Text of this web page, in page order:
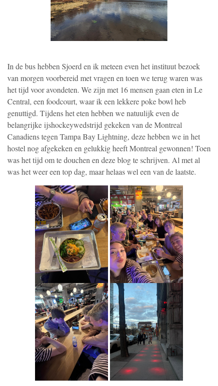
In de bus hebben Sjoerd en ik meteen even het instituut bezoek
van morgen voorbereid met vragen en toen we terug waren was
het tijd voor avondeten. We zijn met 16 mensen gaan eten in Le
Central, een foodcourt, waar ik een lekkere poke bowl heb
genuttigd. Tijdens het eten hebben we natuulijk even de
belangrijke ijshockeywedstrijd gekeken van de Montreal
Canadiens tegen Tampa Bay Lightning, deze hebben we in het
hostel nog afgekeken en gelukkig heeft Montreal gewonnen! Toen
was het tijd om te douchen en deze blog te schrijven. Al met al
was het weer een top dag, maar helaas wel een van de laatste.